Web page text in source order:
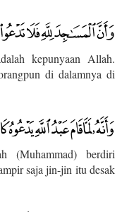
kepunyaan Allah.
di dalamnya di
(Muhammad) berdiri
saja jin-jin itu desak